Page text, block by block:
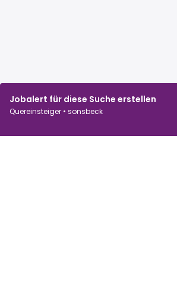
Jobalert für diese Suche erstellen
Quereinsteiger • sonsbeck